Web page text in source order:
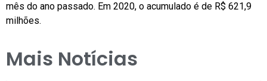
mês do ano passado. Em 2020, o acumulado é de R$ 621,9
milhões.
Mais Notícias